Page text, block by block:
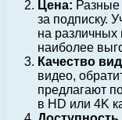
Цена:
за подписку.
на
наиболее
Качество
видео,
предлагают
в HD или 4K